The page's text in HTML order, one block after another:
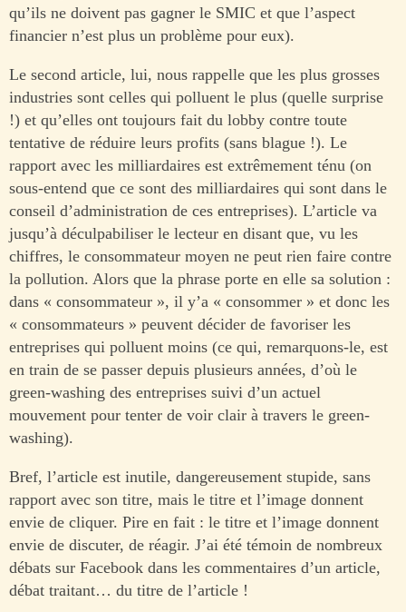
qu’ils ne doivent pas gagner le SMIC et que l’aspect
financier n’est plus un problème pour eux).
Le second article, lui, nous rappelle que les plus grosses
industries sont celles qui polluent le plus (quelle surprise
!) et qu’elles ont toujours fait du lobby contre toute
tentative de réduire leurs profits (sans blague !). Le
rapport avec les milliardaires est extrêmement ténu (on
sous-entend que ce sont des milliardaires qui sont dans le
conseil d’administration de ces entreprises). L’article va
jusqu’à déculpabiliser le lecteur en disant que, vu les
chiffres, le consommateur moyen ne peut rien faire contre
la pollution. Alors que la phrase porte en elle sa solution :
dans « consommateur », il y’a « consommer » et donc les
« consommateurs » peuvent décider de favoriser les
entreprises qui polluent moins (ce qui, remarquons-le, est
en train de se passer depuis plusieurs années, d’où le
green-washing des entreprises suivi d’un actuel
mouvement pour tenter de voir clair à travers le green-
washing).
Bref, l’article est inutile, dangereusement stupide, sans
rapport avec son titre, mais le titre et l’image donnent
envie de cliquer. Pire en fait : le titre et l’image donnent
envie de discuter, de réagir. J’ai été témoin de nombreux
débats sur Facebook dans les commentaires d’un article,
débat traitant… du titre de l’article !